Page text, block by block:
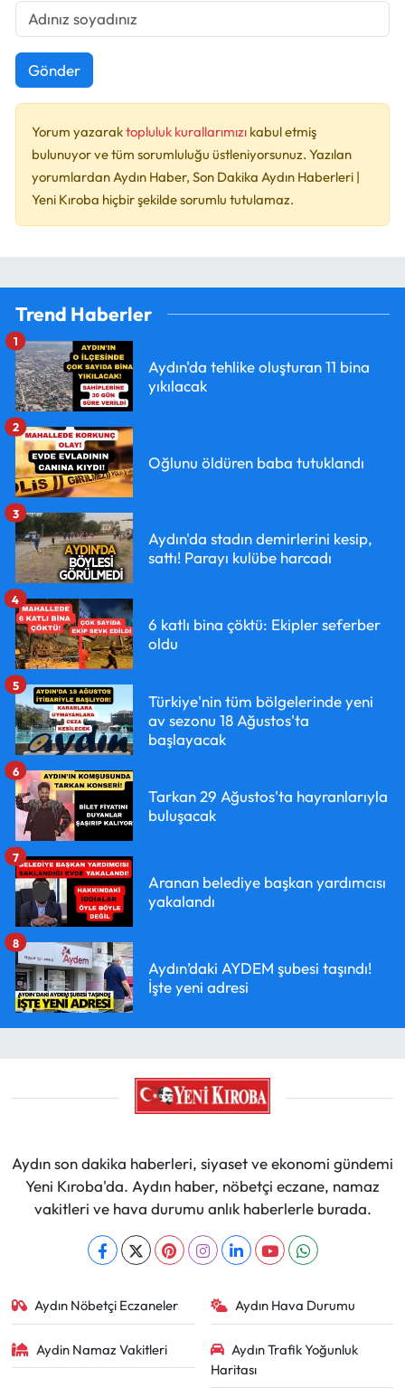
Gönder
Yorum yazaraktopluluk kurallarımızı kabul etmiş
bulunuyor ve tüm sorumluluğu üstleniyorsunuz. Yazılan
yorumlardan Aydın Haber, Son Dakika Aydın Haberleri |
Yeni Kıroba hiçbir şekilde sorumlu tutulamaz.
Trend Haberler
Aydın'da tehlike oluşturan 11 bina
yıkılacak
1
Oğlunu öldüren baba tutuklandı
2
Aydın'da stadın demirlerini kesip,
sattı! Parayı kulübe harcadı
3
6 katlı bina çöktü: Ekipler seferber
oldu
4
Türkiye'nin tüm bölgelerinde yeni
av sezonu 18 Ağustos'ta
başlayacak
5
Tarkan 29 Ağustos'ta hayranlarıyla
buluşacak
6
Aranan belediye başkan yardımcısı
yakalandı
7
Aydın’daki AYDEM şubesi taşındı!
İşte yeni adresi
8
Aydın son dakika haberleri, siyaset ve ekonomi gündemi
Yeni Kıroba'da. Aydın haber, nöbetçi eczane, namaz
vakitleri ve hava durumu anlık haberlerle burada.
Aydın Nöbetçi Eczaneler Aydın Hava Durumu
Aydin Namaz Vakitleri
Aydın Trafik Yoğunluk
Haritası